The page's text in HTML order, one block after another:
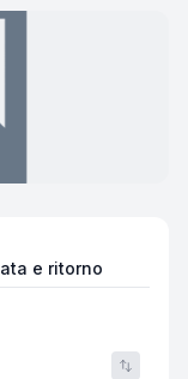
e ritorno